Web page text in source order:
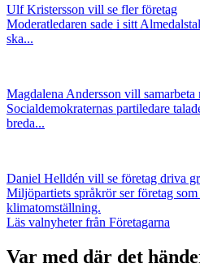
Ulf Kristersson vill se fler företag
Moderatledaren sade i sitt
ska...
Magdalena Andersson vill
Socialdemokraternas partiledare
breda...
Daniel Helldén vill se företag driva
Miljöpartiets språkrör ser företag
klimatomställning.
Läs valnyheter från Företagarna
Var med där det